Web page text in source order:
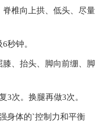
椎向上拱、低头、尽量
秒钟。
、抬头、脚向前绷、脚
3次。换腿再做3次。
身体的`控制力和平衡